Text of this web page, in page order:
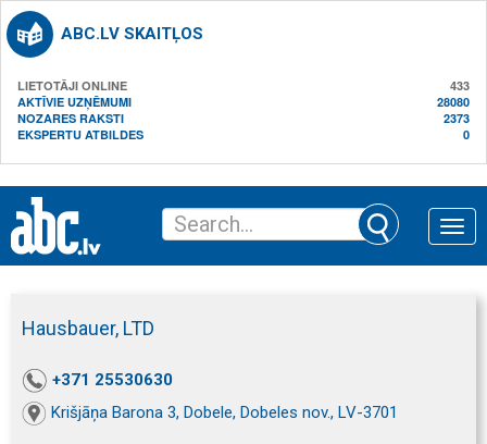
ABC.LV SKAITĻOS
LIETOTĀJI ONLINE
433
AKTĪVIE UZŅĒMUMI
28080
NOZARES RAKSTI
2373
EKSPERTU ATBILDES
0
Toggle
Hausbauer, LTD
+371 25530630
Krišjāņa Barona 3, Dobele, Dobeles nov., LV-3701